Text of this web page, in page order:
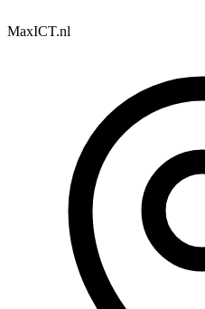
MaxICT.nl